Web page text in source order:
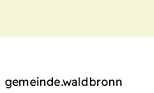
gemeinde.waldbronn